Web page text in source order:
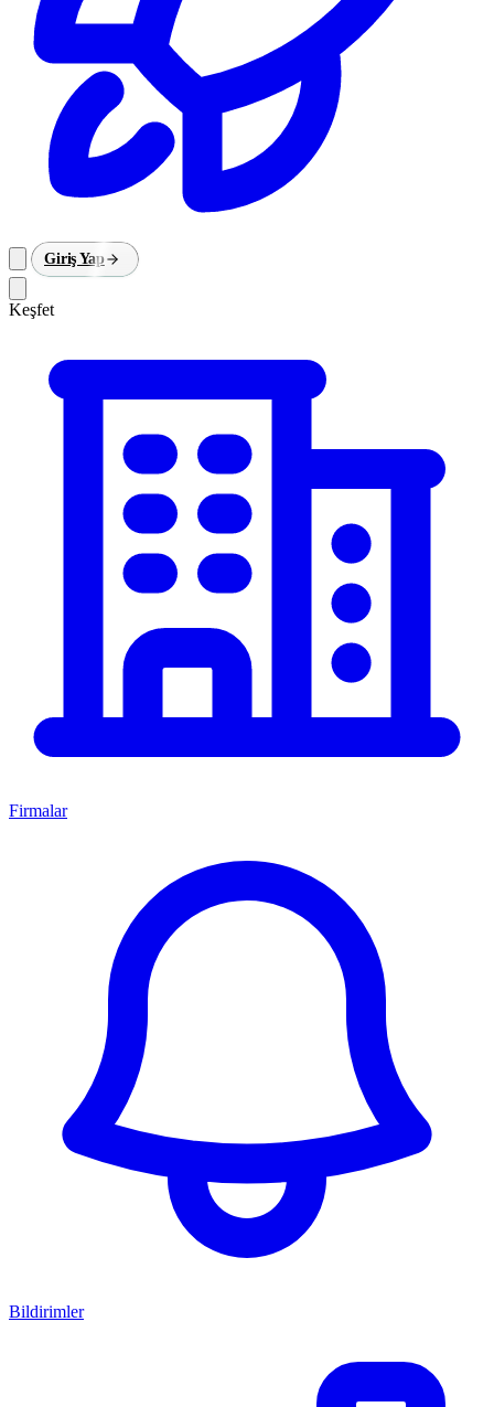
Giriş Yap
Keşfet
Firmalar
Bildirimler